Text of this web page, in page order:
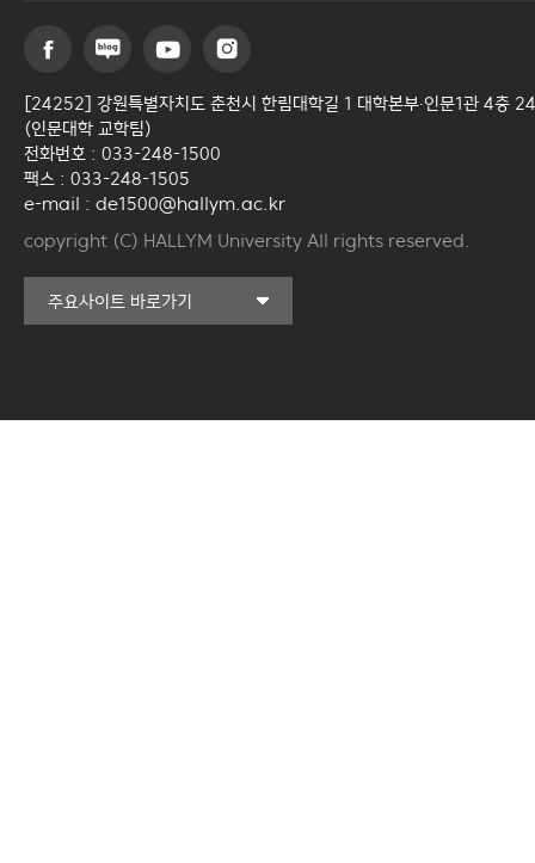
[24252] 강원특별자치도 춘천시 한림대학길 1 대학본부∙인문1관 4층
(인문대학 교학팀)
전화번호 : 033-248-1500
팩스 : 033-248-1505
e-mail : de1500@hallym.ac.kr
copyright (C) HALLYM University All rights reserved.
주요사이트 바로가기
커뮤니티교육원
국제학생증신청